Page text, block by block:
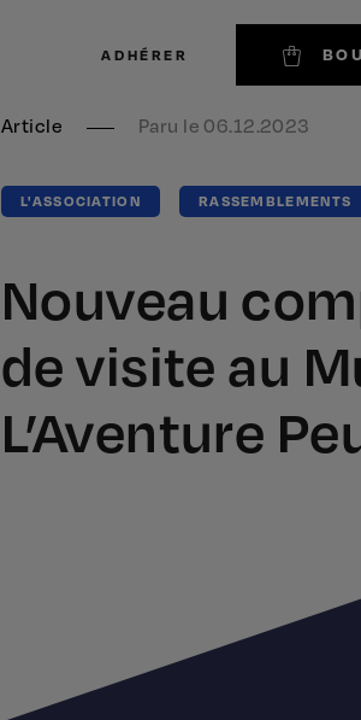
ADHÉRER
Article Paru le 06.12.2023
L'ASSOCIATION RASSEMBLEMENTS
Nouveau
de visite au
L’Aventure